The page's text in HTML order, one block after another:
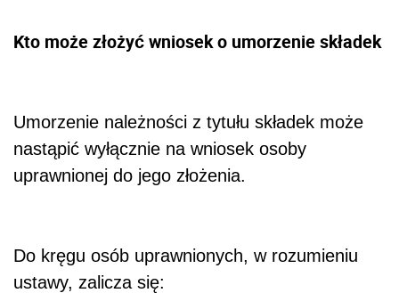
Kto może złożyć wniosek o umorzenie składek
Umorzenie należności z tytułu składek może
nastąpić wyłącznie na wniosek osoby
uprawnionej do jego złożenia.
Do kręgu osób uprawnionych, w rozumieniu
ustawy, zalicza się: